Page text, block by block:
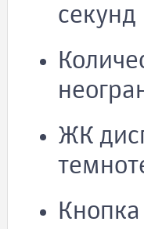
секунд
ЖК
Кнопка